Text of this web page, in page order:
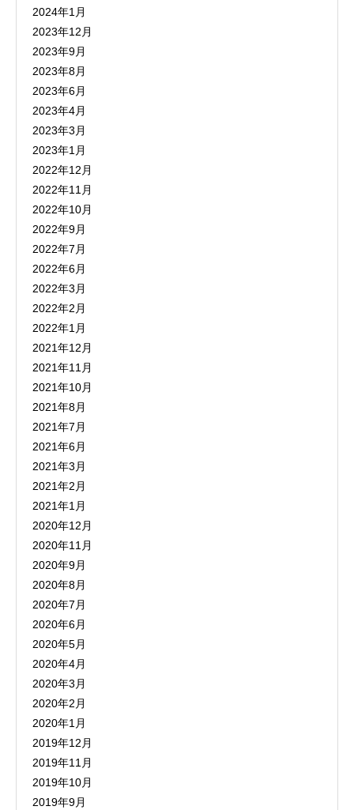
2024年1月
2023年12月
2023年9月
2023年8月
2023年6月
2023年4月
2023年3月
2023年1月
2022年12月
2022年11月
2022年10月
2022年9月
2022年7月
2022年6月
2022年3月
2022年2月
2022年1月
2021年12月
2021年11月
2021年10月
2021年8月
2021年7月
2021年6月
2021年3月
2021年2月
2021年1月
2020年12月
2020年11月
2020年9月
2020年8月
2020年7月
2020年6月
2020年5月
2020年4月
2020年3月
2020年2月
2020年1月
2019年12月
2019年11月
2019年10月
2019年9月